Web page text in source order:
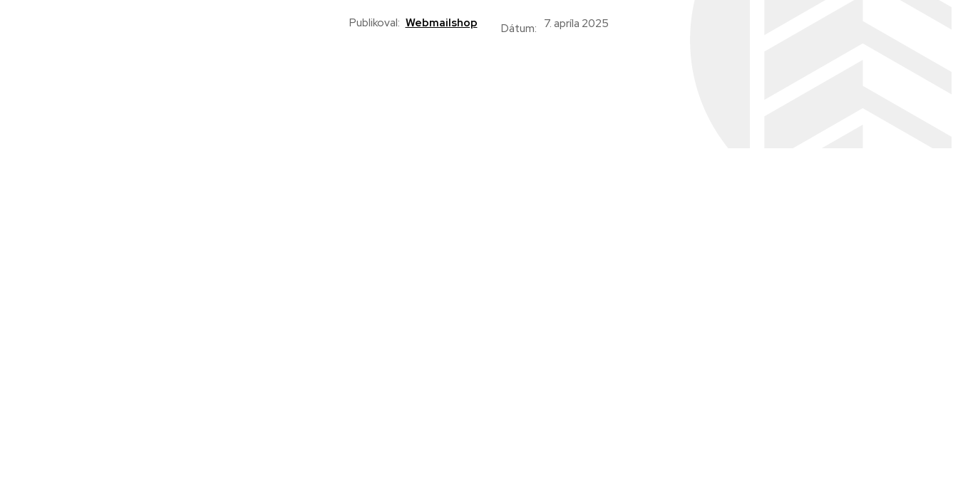
Publikoval: Webmailshop Dátum: 7. apríla 2025